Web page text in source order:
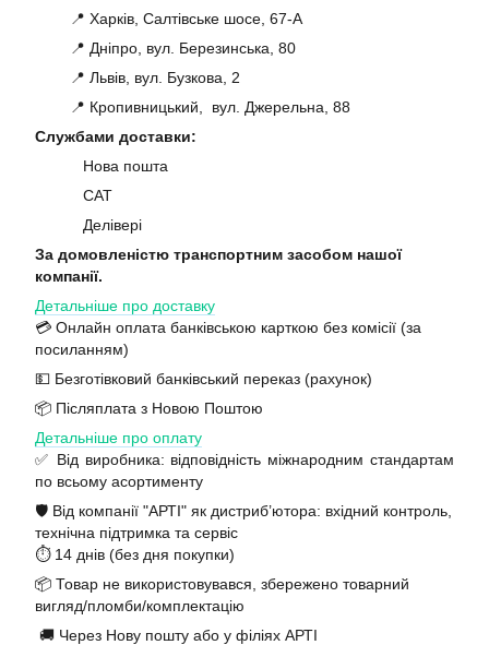
📍 Харків, Салтівське шосе, 67-А
📍 Дніпро, вул. Березинська, 80
📍 Львів, вул. Бузкова, 2
📍 Кропивницький, вул. Джерельна, 88
Службами доставки:
Нова пошта
САТ
Делівері
За домовленістю транспортним засобом нашої
компанії.
Детальніше про доставку
💳 Онлайн оплата банківською карткою без комісії (за
посиланням)
💵 Безготівковий банківський переказ (рахунок)
📦 Післяплата з Новою Поштою
Детальніше про оплату
✅ Від виробника: відповідність міжнародним стандартам
по всьому асортименту
🛡️ Від компанії "АРТІ" як дистриб’ютора: вхідний контроль,
технічна підтримка та сервіс
⏱️ 14 днів (без дня покупки)
📦 Товар не використовувався, збережено товарний
вигляд/пломби/комплектацію
🚚 Через Нову пошту або у філіях АРТІ